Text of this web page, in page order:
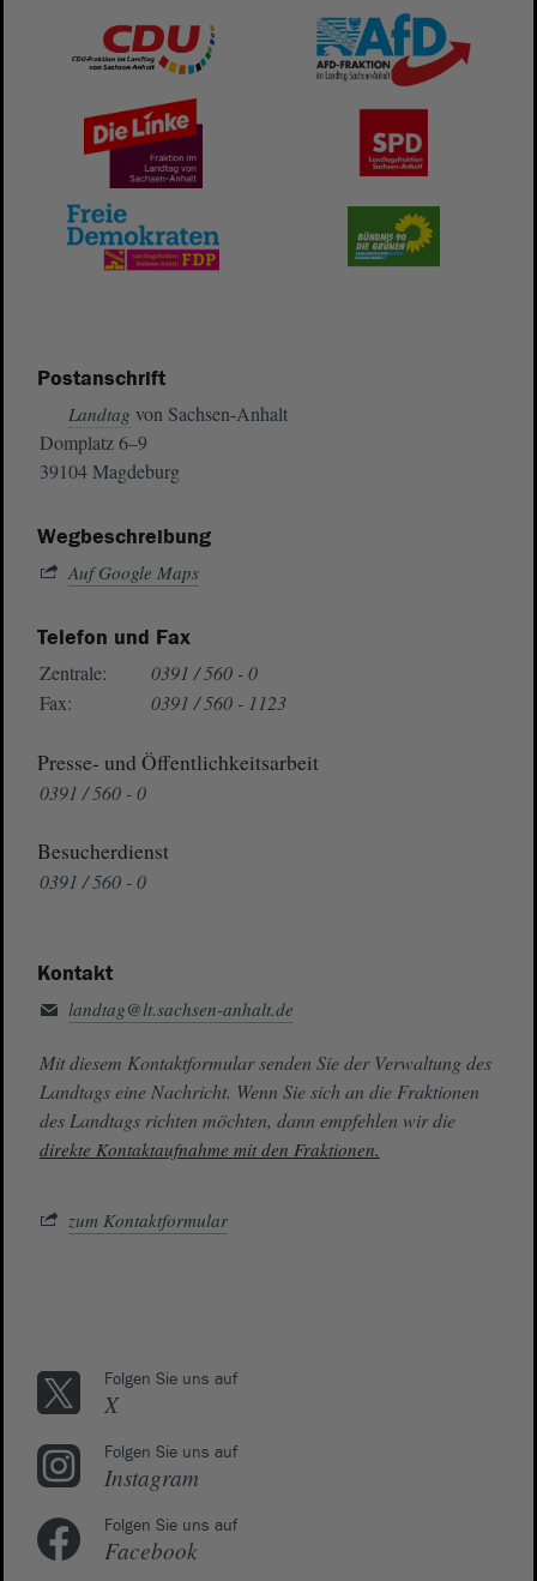
Postanschrift
Landtag von Sachsen-Anhalt
Domplatz 6–9
39104 Magdeburg
Wegbeschreibung
Auf Google Maps
Telefon und Fax
Zentrale:
0391 / 560 - 0
Fax:
0391 / 560 - 1123
Presse- und Öffentlichkeitsarbeit
0391 / 560 - 0
Besucherdienst
0391 / 560 - 0
Kontakt
landtag@lt.sachsen-anhalt.de
Mit diesem Kontaktformular senden Sie der Verwaltung des
Landtags eine Nachricht. Wenn Sie sich an die Fraktionen
des Landtags richten möchten, dann empfehlen wir die
direkte Kontaktaufnahme mit den Fraktionen.
zum Kontaktformular
Folgen Sie uns auf
X
Folgen Sie uns auf
Instagram
Folgen Sie uns auf
Facebook